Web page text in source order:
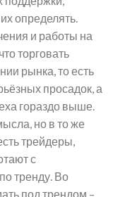
определять.
и работы на
торговать
рынка, то есть
просадок, а
гораздо выше.
но в то же
трейдеры,
с
тренду. Во
под трендом –